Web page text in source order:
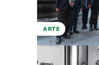
ARTE